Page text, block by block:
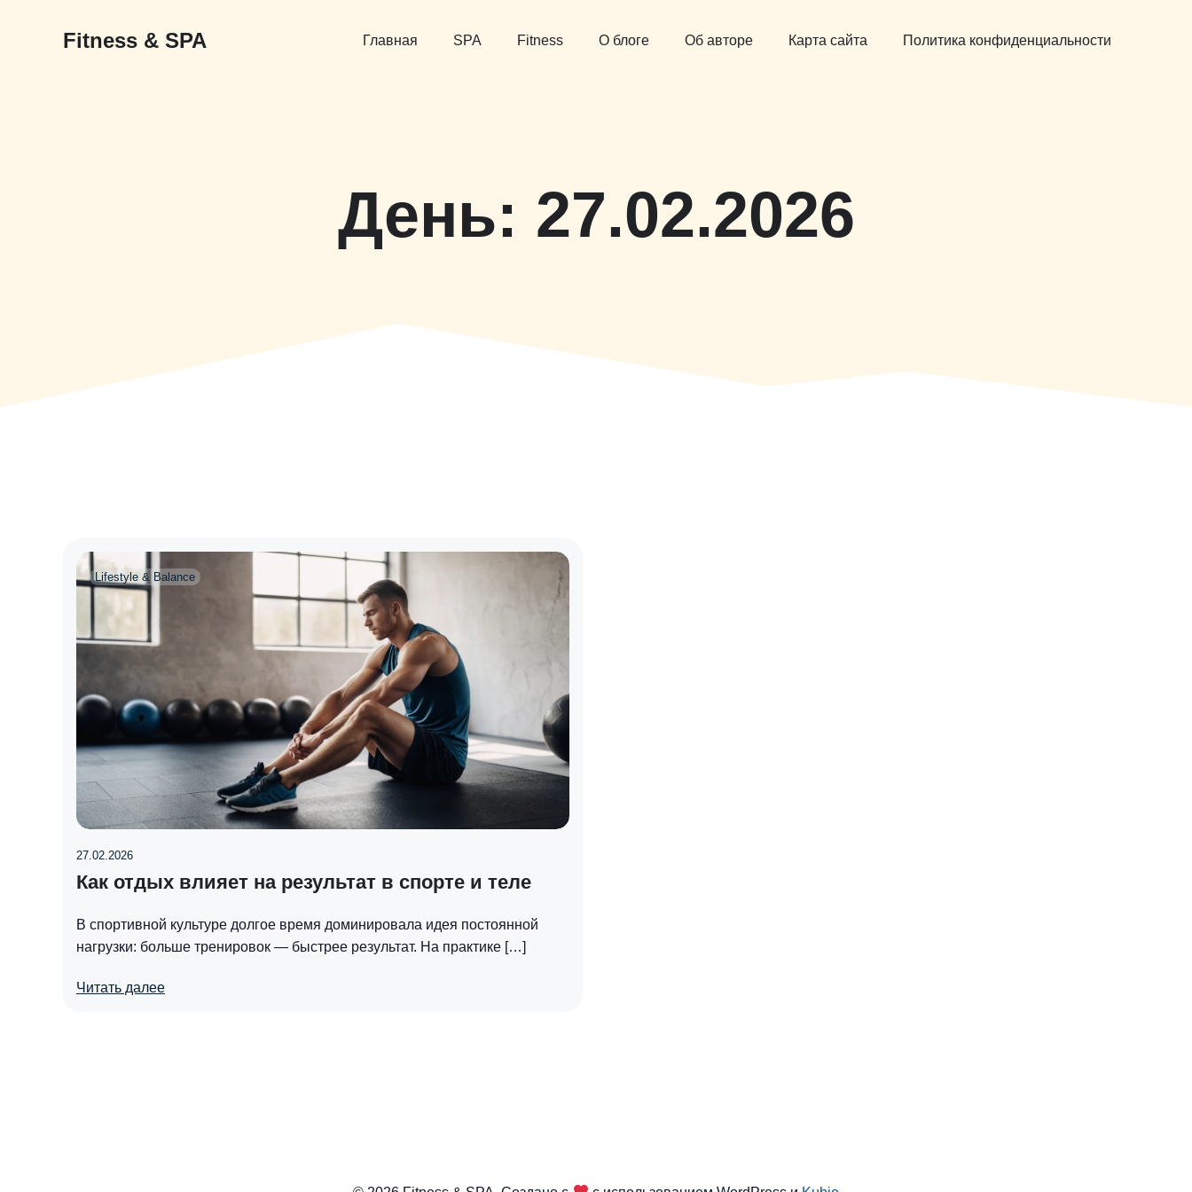
содержимомуFitness & SPA Главная SPA Fitness О блоге Об авторе Карта сайта Политика конфиденциальности
День: 27.02.2026
Lifestyle & Balance
27.02.2026
Как отдых влияет на результат в спорте и теле
В спортивной культуре долгое время доминировала идея постоянной
нагрузки: больше тренировок — быстрее результат. На практике […]
Читать далее